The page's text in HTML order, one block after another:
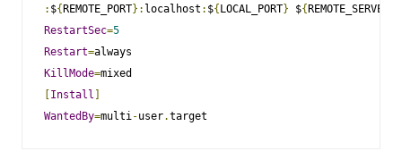
: ${ REMOTE_PORT}: localhost : ${ LOCAL_PORT} ${ REMOTE_SERVER
RestartSec=5
Restart=
KillMode=
Install
WantedBy=multi-user.target